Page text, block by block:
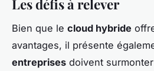
Les défis à relever
Bien que le cloud hybride
avantages, il présente
entreprises doivent